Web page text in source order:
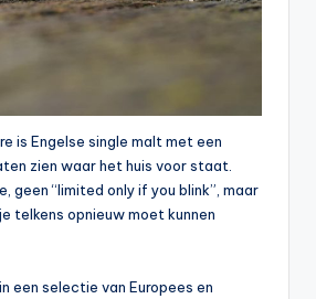
is Engelse single malt met een
zien waar het huis voor staat.
geen “limited only if you blink”, maar
telkens opnieuw moet kunnen
een selectie van Europees en